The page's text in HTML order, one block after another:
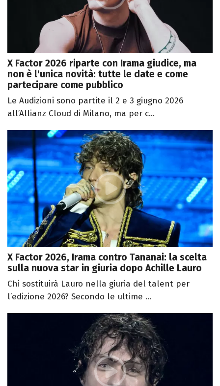
X Factor 2026 riparte con Irama giudice, ma
non è l'unica novità: tutte le date e come
partecipare come pubblico
Le Audizioni sono partite il 2 e 3 giugno 2026
all’Allianz Cloud di Milano, ma per c...
X Factor 2026, Irama contro Tananai: la scelta
sulla nuova star in giuria dopo Achille Lauro
Chi sostituirà Lauro nella giuria del talent per
l’edizione 2026? Secondo le ultime ...